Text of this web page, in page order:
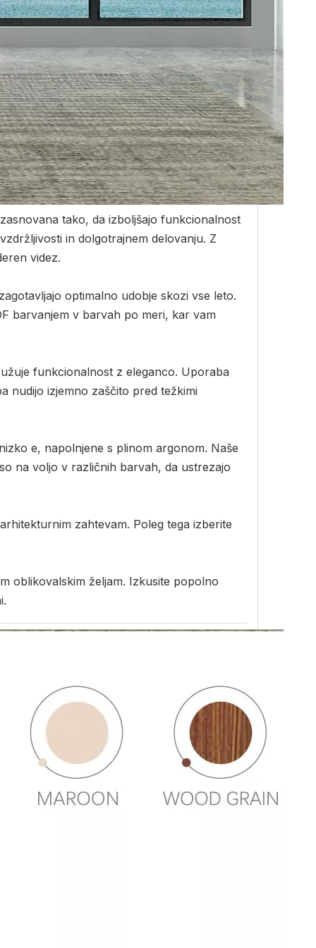
tako, da izboljšajo funkcionalnost
in dolgotrajnem delovanju. Z
videz.
optimalno udobje skozi vse leto.
barvanjem v barvah po meri, kar vam
funkcionalnost z eleganco. Uporaba
nudijo izjemno zaščito pred težkimi
e, napolnjene s plinom argonom. Naše
na voljo v različnih barvah, da ustrezajo
zahtevam. Poleg tega izberite
oblikovalskim željam. Izkusite popolno